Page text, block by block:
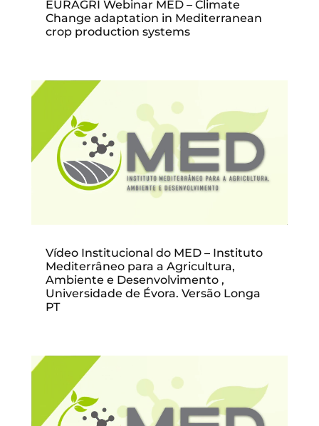
EURAGRI Webinar MED – Climate
Change adaptation in Mediterranean
crop production systems
Vídeo Institucional do MED – Instituto
Mediterrâneo para a Agricultura,
Ambiente e Desenvolvimento ,
Universidade de Évora. Versão Longa
PT